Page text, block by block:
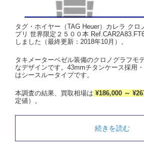
タグ・ホイヤー（TAG Heuer）カレラ クロ
プリ 世界限定２５００本
しました（最終更新：2018年10月）。
タキメーターベゼル装備のクロノグラフモ
なデザインです。43mmチタンケース採用
はシースルータイプです。
本調査の結果、買取相場は ¥186,000 ～
定値）。
続きを読む